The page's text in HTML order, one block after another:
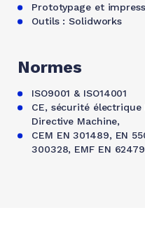
Prototypage et
Outils : Solidworks
Normes
ISO9001 & ISO14001
CE, sécurité électrique
Directive Machine,
CEM EN 301489, EN
300328, EMF EN 62479